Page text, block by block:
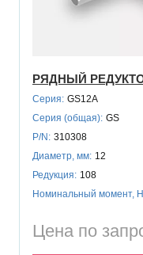
РЯДНЫЙ
Серия: GS12A
Серия (общая): GS
P/N: 310308
Диаметр, мм: 12
Редукция: 108
Номинальный момент,
Цена по